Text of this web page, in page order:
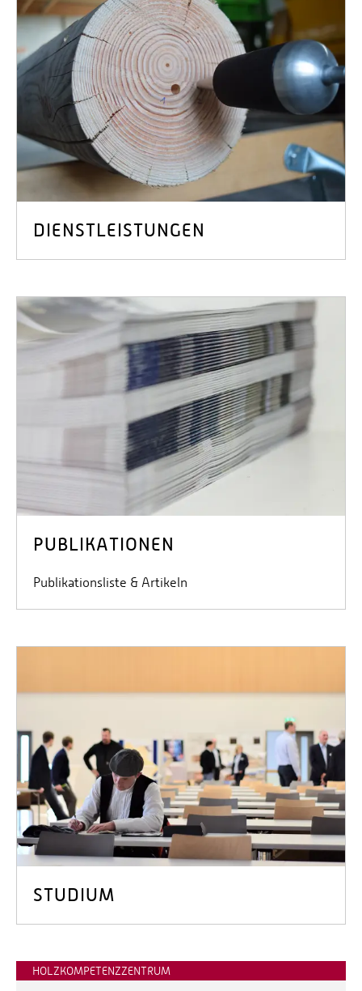
DIENSTLEISTUNGEN
PUBLIKATIONEN
Publikationsliste & Artikeln
STUDIUM
HOLZKOMPETENZZENTRUM